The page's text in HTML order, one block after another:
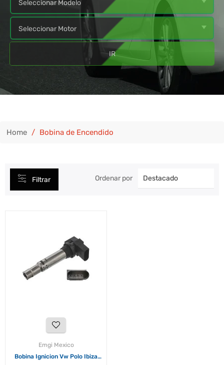
IR
Home / Bobina de Encendido
Filtrar Ordenar por
Emgi Mexico
Bobina Ignicion Vw Polo Ibiza